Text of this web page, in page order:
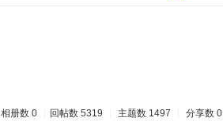
相册数 0 回帖数 5319 主题数 1497 分享数 0